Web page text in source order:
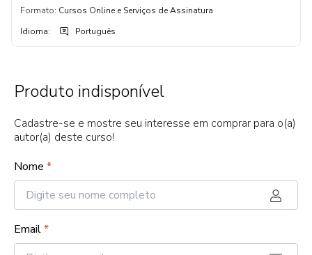
Formato: Cursos Online e Serviços de Assinatura
Idioma: Português
Produto indisponível
Cadastre-se e mostre seu interesse em comprar para o(a)
autor(a) deste curso!
Nome *
Email*